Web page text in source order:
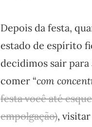
Depois da festa,
estado de espírito
decidimos sair para
comer “com
festa você até
empolgação),